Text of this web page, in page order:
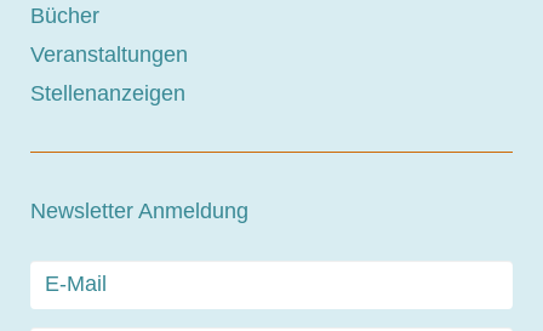
Bücher
Veranstaltungen
Stellenanzeigen
Newsletter Anmeldung